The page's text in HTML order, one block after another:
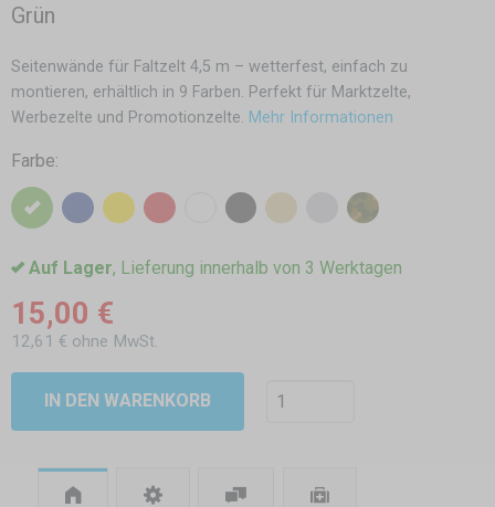
Grün
Seitenwände für Faltzelt 4,5 m – wetterfest, einfach zu
montieren, erhältlich in 9 Farben. Perfekt für Marktzelte,
Werbezelte und Promotionzelte. Mehr Informationen
Farbe:
Auf Lager, Lieferung innerhalb von 3 Werktagen
15,00 €
12,61 € ohne MwSt.
IN DEN WARENKORB